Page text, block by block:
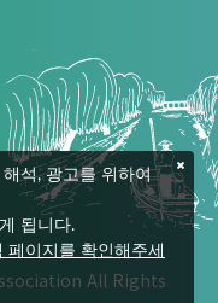
All Rights
석, 광고를 위하여
됩니다.
이지를 확인해주세